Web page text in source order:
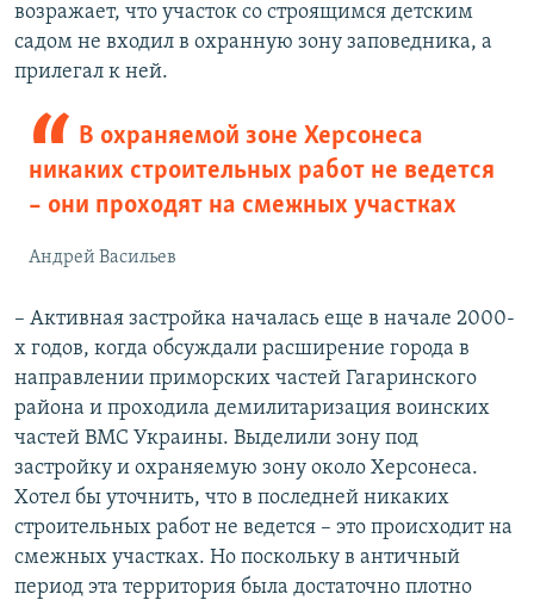
возражает, что участок со строящимся детским
садом не входил в охранную зону заповедника, а
прилегал к ней.
В охраняемой зоне Херсонеса
никаких строительных работ не ведется
– они проходят на смежных участках
Андрей Васильев
– Активная застройка началась еще в начале 2000-
х годов, когда обсуждали расширение города в
направлении приморских частей Гагаринского
района и проходила демилитаризация воинских
частей ВМС Украины. Выделили зону под
застройку и охраняемую зону около Херсонеса.
Хотел бы уточнить, что в последней никаких
строительных работ не ведется – это происходит на
смежных участках. Но поскольку в античный
период эта территория была достаточно плотно